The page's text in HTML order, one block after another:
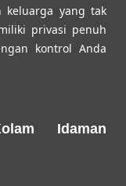
keluarga yang tak
privasi penuh
kontrol Anda
Idaman